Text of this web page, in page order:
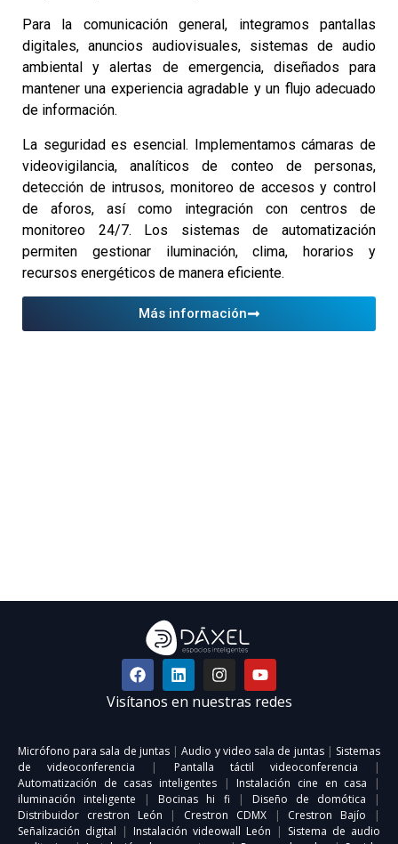
Para la comunicación general, integramos pantallas
digitales, anuncios audiovisuales, sistemas de audio
ambiental y alertas de emergencia, diseñados para
mantener una experiencia agradable y un flujo adecuado
de información.
La seguridad es esencial. Implementamos cámaras de
videovigilancia, analíticos de conteo de personas,
detección de intrusos, monitoreo de accesos y control
de aforos, así como integración con centros de
monitoreo 24/7. Los sistemas de automatización
permiten gestionar iluminación, clima, horarios y
recursos energéticos de manera eficiente.
Más información
Visítanos en nuestras redes
Micrófono para sala de juntas|Audio y video sala de juntas| Sistemas
de videoconferencia | Pantalla táctil videoconferencia |
Automatización de casas inteligentes | Instalación cine en casa |
iluminación inteligente | Bocinas hi fi | Diseño de domótica |
Distribuidor crestron León | Crestron CDMX| Crestron Bajío |
Señalización digital | Instalación videowall León | Sistema de audio